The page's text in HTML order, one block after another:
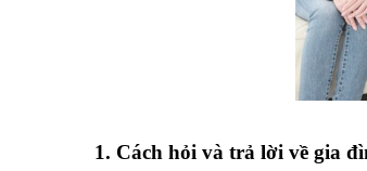
1. Cách hỏi và trả lời về gia